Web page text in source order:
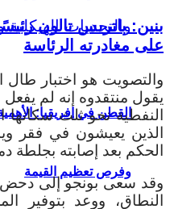
القطن في إفريقيا:
وفرص تعظيم القيمة
على مغادرته الرئاسة
والتصويت هو اختبار طال
يقول منتقدوه إنه لم يفعل
الذين يعيشون في فقر
الحكم بعد إصابته بجلطة
وقد سعى بونجو إلى
النطاق، ووعد بتوفير